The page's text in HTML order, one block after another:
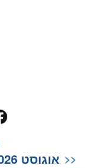
<< אוגוסט 2026